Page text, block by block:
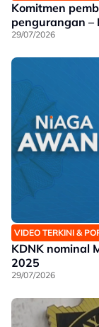
Komitmen
pengurangan –
29/07/2026
VIDEO TERKINI &
KDNK nominal
2025
29/07/2026